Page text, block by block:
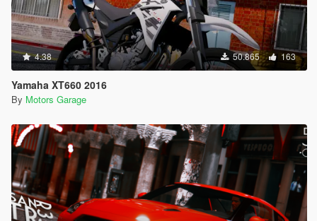
4.38 50.865 163
Yamaha XT660 2016
By Motors Garage